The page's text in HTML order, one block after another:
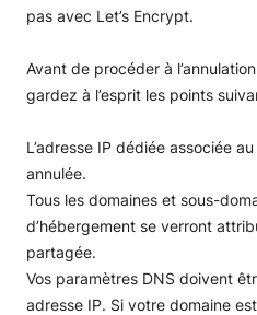
pas avec Let’s Encrypt.
Avant de procéder à
gardez à l’esprit les points
L’adresse IP dédiée associée
annulée.
Tous les domaines et sous-
d’hébergement se verront
partagée.
Vos paramètres DNS doivent
adresse IP. Si votre domaine